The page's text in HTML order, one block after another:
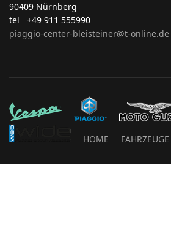
90409 Nürnberg
tel +49 911 555990
piaggio-center-bleisteiner@t-online.de
HOME FAHRZEUGE